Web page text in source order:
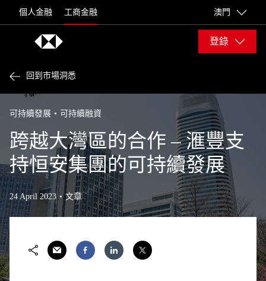
個人金融 工商金融 澳門
登錄
回到市場洞悉
可持續發展 可持續融資
跨越大灣區的合作 – 滙豐支
持恒安集團的可持續發展
24 April 2023 文章